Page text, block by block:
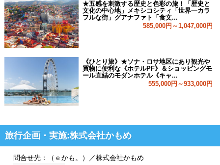
★五感を刺激する歴史と色彩の旅！「歴史と
文化の中心地」メキシコシティ「世界一カラ
フルな街」グアナファト「食文...
585,000円～1,047,000円
《ひとり旅》★ソナ・ロサ地区にあり観光や
買物に便利な《ホテルPF》＆ショッピングモ
ール直結のモダンホテル《キャ...
555,000円～933,000円
旅行企画・実施:株式会社かもめ
問合せ先：（ｅかも。）／株式会社かもめ